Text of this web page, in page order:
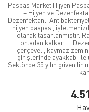
Paspas Market Hijyen
– Hijyen ve
Dezenfektanlı
hijyen paspası,
olarak tasarlanmıştır.
ortadan kalkar ,...
çerçeveli, kaymaz
girişlerinde ayakkabı ile
Sektörde 35 yılın güvenilir